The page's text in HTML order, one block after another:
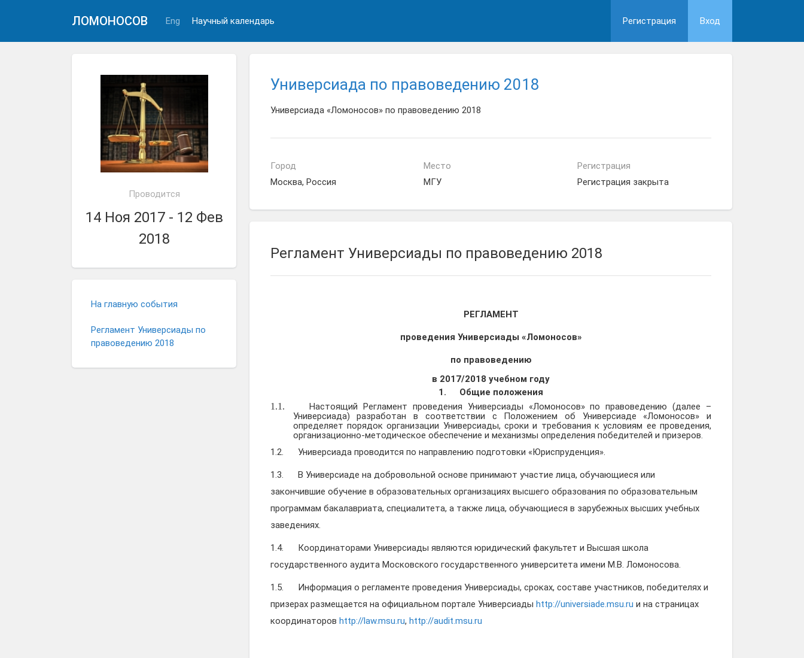
ЛОМОНОСОВ Eng Научный календарь Регистрация Вход
Проводится
14 Ноя 2017 - 12 Фев
2018
На главную события
Регламент Универсиады по
правоведению 2018
Универсиада по правоведению 2018
Универсиада «Ломоносов» по правоведению 2018
Город
Москва, Россия
Место
МГУ
Регистрация
Регистрация закрыта
Регламент Универсиады по правоведению 2018
РЕГЛАМЕНТ
проведения Универсиады «Ломоносов»
по правоведению
в 2017/2018 учебном году
1.
Общие положения
1.1.
Настоящий Регламент проведения Универсиады «Ломоносов» по правоведению (далее –
Универсиада) разработан в соответствии с Положением об Универсиаде «Ломоносов» и
определяет порядок организации Универсиады, сроки и требования к условиям ее проведения,
организационно-методическое обеспечение и механизмы определения победителей и призеров.
1.2. Универсиада проводится по направлению подготовки «Юриспруденция».
1.3. В Универсиаде на добровольной основе принимают участие лица, обучающиеся или
закончившие обучение в образовательных организациях высшего образования по образовательным
программам бакалавриата, специалитета, а также лица, обучающиеся в зарубежных высших учебных
заведениях.
1.4. Координаторами Универсиады являются юридический факультет и Высшая школа
государственного аудита Московского государственного университета имени М.В. Ломоносова.
1.5. Информация о регламенте проведения Универсиады, сроках, составе участников, победителях и
призерах размещается на официальном портале Универсиады http://universiade.msu.ru и на страницах
координаторов http://law.msu.ru, http://audit.msu.ru